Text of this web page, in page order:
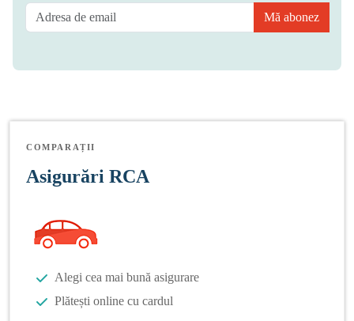
Mă abonez
COMPARAȚII
Asigurări RCA
Alegi cea mai bună asigurare
Plătești online cu cardul